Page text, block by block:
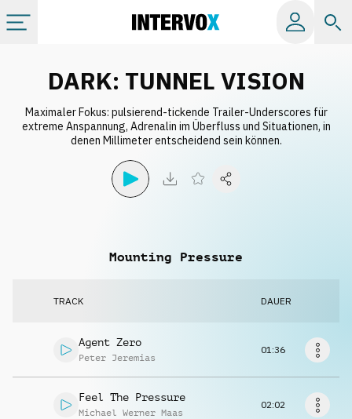
Alle Alben
Info
Musikanfrage
DARK: TUNNEL VISION
Maximaler Fokus: pulsierend-tickende Trailer-Underscores für
extreme Anspannung, Adrenalin im Überfluss und Situationen, in
denen Millimeter entscheidend sein können.
Mounting Pressure
TRACK DAUER
Agent Zero
Peter Jeremias
01:36
Feel The Pressure
Michael Werner Maas
02:02